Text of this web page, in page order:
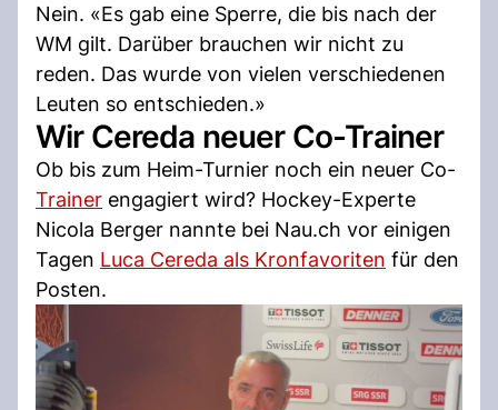
Nein. «Es gab eine Sperre, die bis nach der
WM gilt. Darüber brauchen wir nicht zu
reden. Das wurde von vielen verschiedenen
Leuten so entschieden.»
Wir Cereda neuer Co-Trainer
Ob bis zum Heim-Turnier noch ein neuer Co-
Trainer engagiert wird? Hockey-Experte
Nicola Berger nannte bei Nau.ch vor einigen
Tagen Luca Cereda als Kronfavoriten für den
Posten.